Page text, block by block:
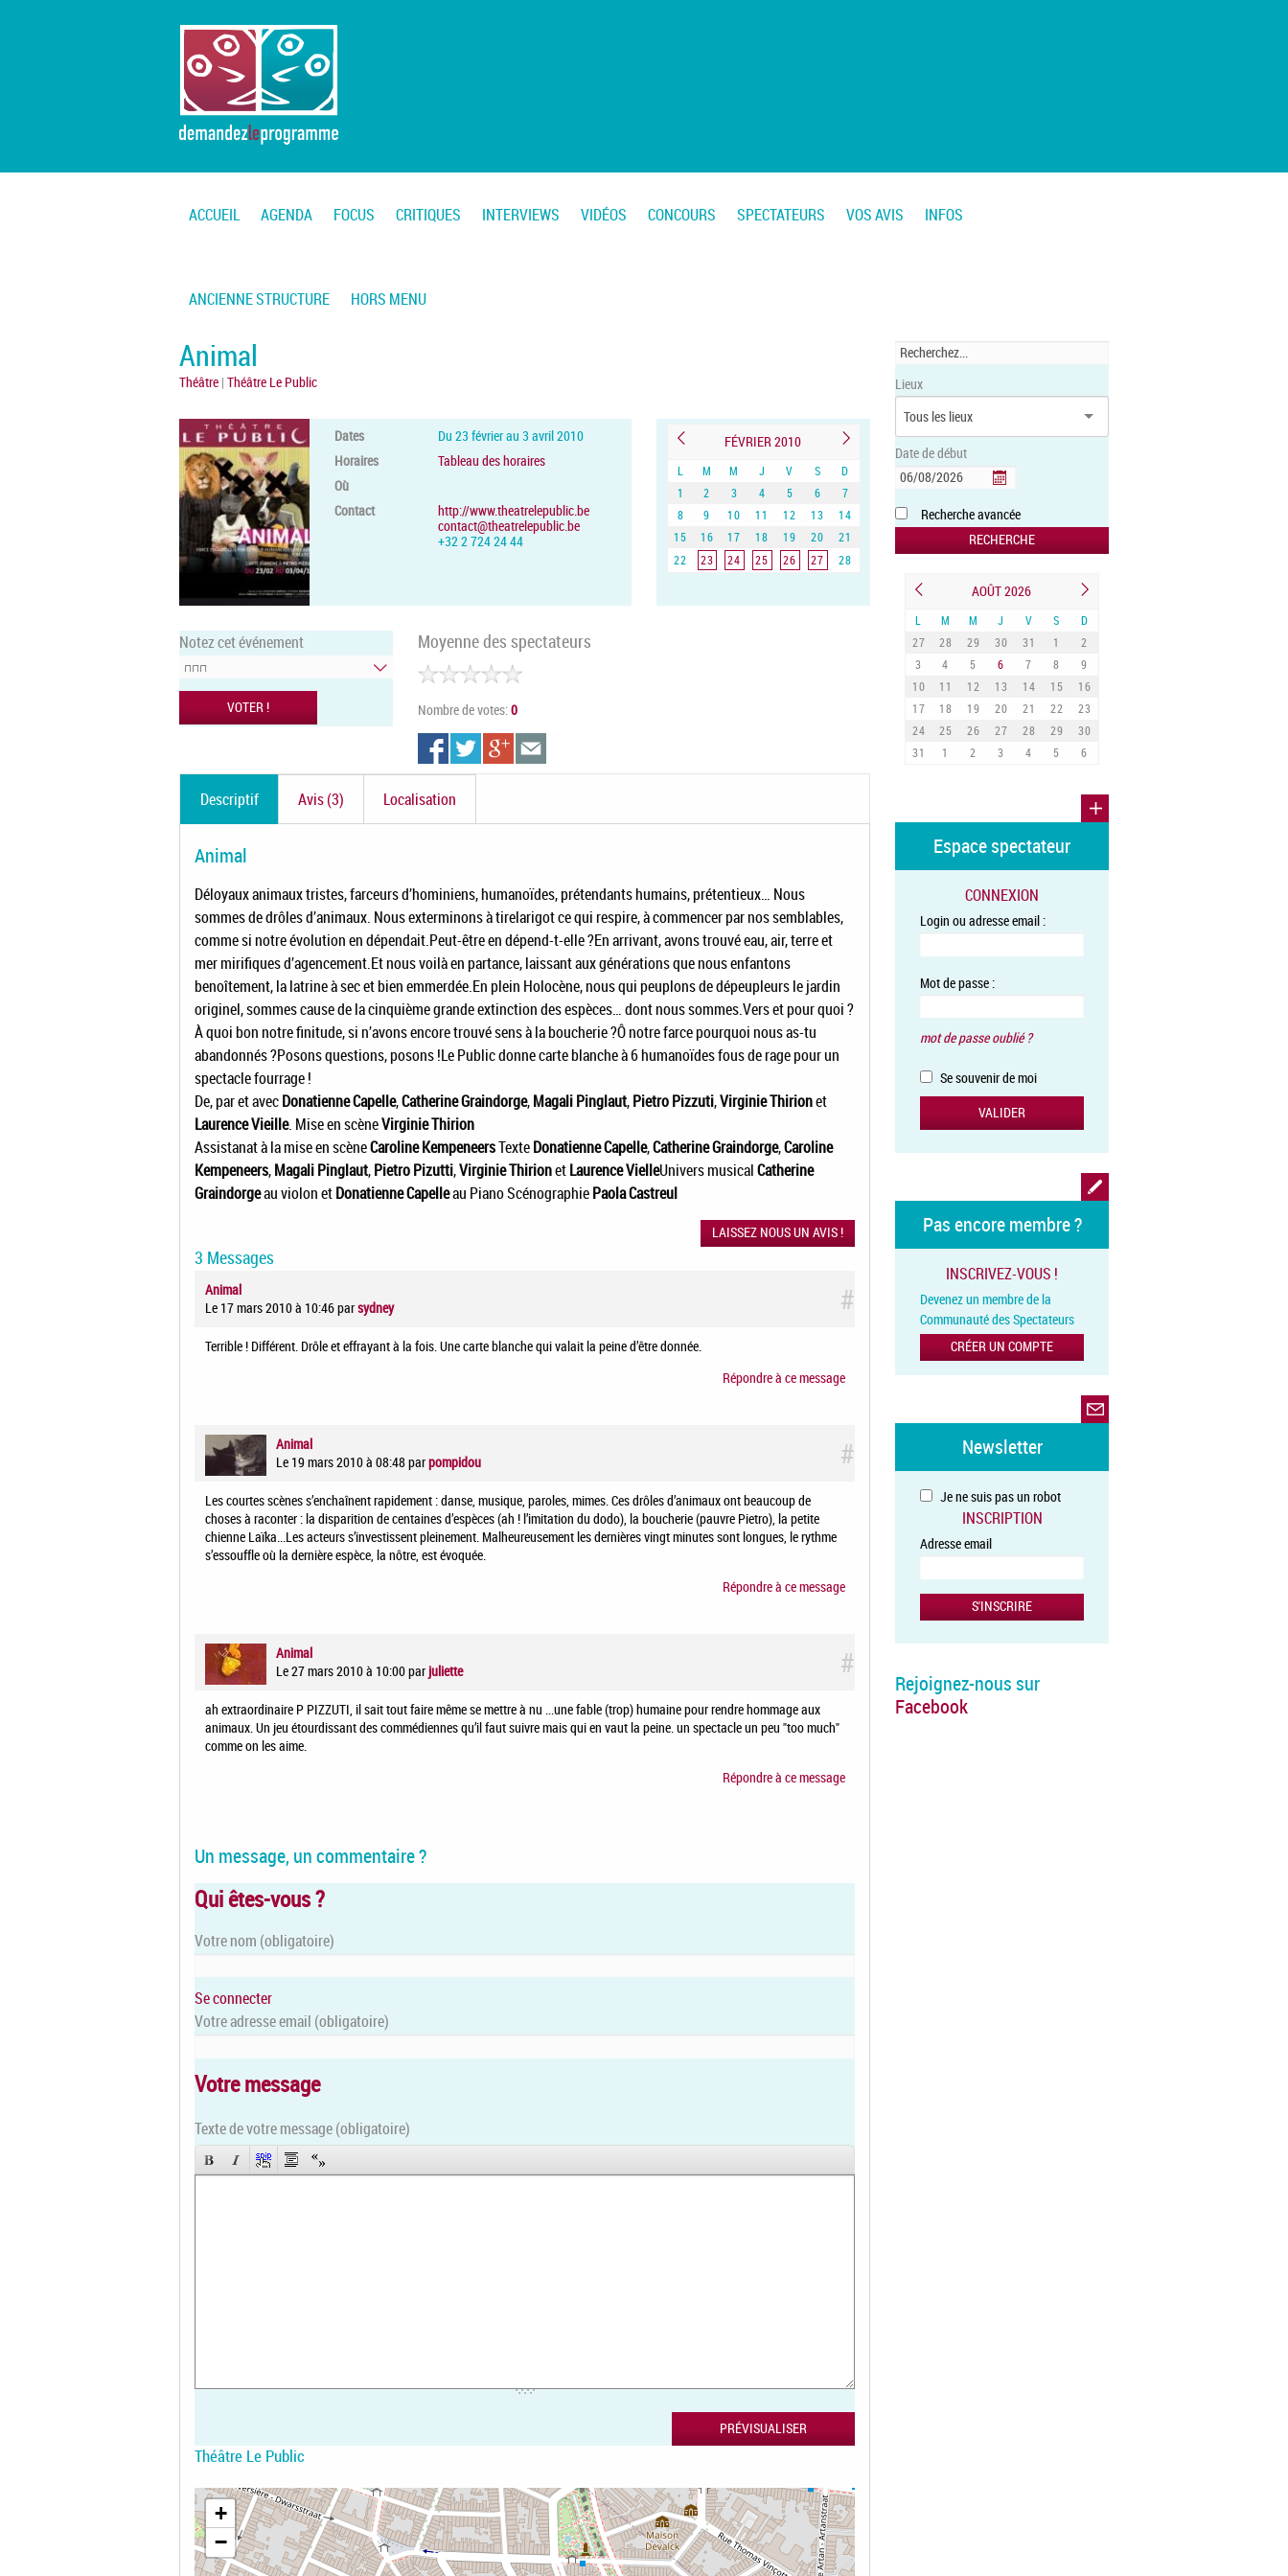
ACCUEIL AGENDA FOCUS CRITIQUES INTERVIEWS VIDÉOS CONCOURS SPECTATEURS VOS AVIS INFOS
ANCIENNE STRUCTURE HORS MENU
Animal
Théâtre | Théâtre Le Public
Dates
Du 23 février au 3 avril 2010
Horaires
Tableau des horaires
Où
Contact
http://www.theatrelepublic.be
contact@theatrelepublic.be
+32 2 724 24 44
Notez cet événement Moyenne des spectateurs
Nombre de votes:0
FÉVRIER 2010
L M M J V S
D
1
2 3 4 5 6
7
8
9 10 11 12 13
14
15
16 17 18 19 20
21
22
23 24 25 26 27 28
Descriptif Avis (3) Localisation
Animal
Déloyaux animaux tristes, farceurs d’hominiens, humanoïdes, prétendants humains, prétentieux… Nous
sommes de drôles d’animaux. Nous exterminons à tirelarigot ce qui respire, à commencer par nos semblables,
comme si notre évolution en dépendait.Peut-être en dépend-t-elle ?En arrivant, avons trouvé eau, air, terre et
mer mirifiques d’agencement.Et nous voilà en partance, laissant aux générations que nous enfantons
benoîtement, la latrine à sec et bien emmerdée.En plein Holocène, nous qui peuplons de dépeupleurs le jardin
originel, sommes cause de la cinquième grande extinction des espèces… dont nous sommes.Vers et pour quoi ?
À quoi bon notre finitude, si n’avons encore trouvé sens à la boucherie ?Ô notre farce pourquoi nous as-tu
abandonnés ?Posons questions, posons !Le Public donne carte blanche à 6 humanoïdes fous de rage pour un
spectacle fourrage !
De, par et avecDonatienne Capelle,Catherine Graindorge,Magali Pinglaut,Pietro Pizzuti,Virginie Thirionet
Laurence Vieille. Mise en scèneVirginie Thirion
Assistanat à la mise en scèneCaroline KempeneersTexteDonatienne Capelle,Catherine Graindorge,Caroline
Kempeneers,Magali Pinglaut,Pietro Pizutti,Virginie ThirionetLaurence VielleUnivers musicalCatherine
Graindorgeau violon etDonatienne Capelleau Piano ScénographiePaola Castreul
LAISSEZ NOUS UN AVIS !
3 Messages
#
Animal
Le 17 mars 2010 à 10:46parsydney
Terrible ! Différent. Drôle et effrayant à la fois. Une carte blanche qui valait la peine d’être donnée.
Répondre à ce message
#
Animal
Le 19 mars 2010 à 08:48parpompidou
Les courtes scènes s’enchaînent rapidement : danse, musique, paroles, mimes. Ces drôles d’animaux ont beaucoup de
choses à raconter : la disparition de centaines d’espèces (ah ! l’imitation du dodo), la boucherie (pauvre Pietro), la petite
chienne Laïka...Les acteurs s’investissent pleinement. Malheureusement les dernières vingt minutes sont longues, le rythme
s’essouffle où la dernière espèce, la nôtre, est évoquée.
Répondre à ce message
#
Animal
Le 27 mars 2010 à 10:00par juliette
ah extraordinaire P PIZZUTI, il sait tout faire même se mettre à nu ...une fable (trop) humaine pour rendre hommage aux
animaux. Un jeu étourdissant des commédiennes qu’il faut suivre mais qui en vaut la peine. un spectacle un peu "too much"
comme on les aime.
Répondre à ce message
Un message, un commentaire ?
Qui êtes-vous ?
Votre nom (obligatoire)
Se connecter
Votre adresse email (obligatoire)
Votre message
Texte de votre message (obligatoire)
Théâtre Le Public
+
−
Lieux
Date de début
Recherche avancée
AOÛT 2026
L M M J V S
D
27
28 29 30 31 1
2
3
4 5 6 7 8
9
10
11 12 13 14 15
16
17
18 19 20 21 22
23
24
25 26 27 28 29
30
31
1 2 3 4 5 6
Espace spectateur
CONNEXION
Login ou adresse email :
Mot de passe :
mot de passe oublié ?
Se souvenir de moi
Pas encore membre ?
INSCRIVEZ-VOUS !
Devenez un membre de la
Communauté des Spectateurs
CRÉER UN COMPTE
Newsletter
Je ne suis pas un robot
INSCRIPTION
Adresse email
Rejoignez-nous sur
Facebook